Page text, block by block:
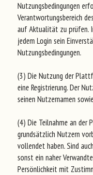
Nutzungsbedingungen
Verantwortungsbereich
auf Aktualität zu prüfen.
jedem Login sein
Nutzungsbedingungen.
(3) Die Nutzung der
eine Registrierung. Der
seinen Nutzernamen
(4) Die Teilnahme an
grundsätzlich Nutzern
vollendet haben. Sind
sonst ein naher
Persönlichkeit mit